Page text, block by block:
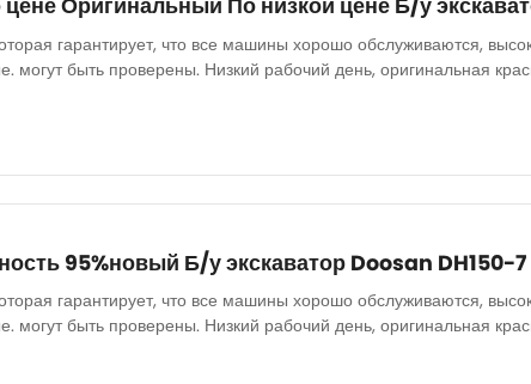
гарантирует, что все машины хорошо обслуживаются,
могут быть проверены. Низкий рабочий день, оригинальная
95%новый Б/у экскаватор Doosan DH150-7
гарантирует, что все машины хорошо обслуживаются,
могут быть проверены. Низкий рабочий день, оригинальная